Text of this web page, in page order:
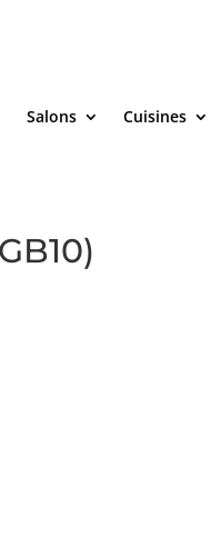
Salons Cuisines